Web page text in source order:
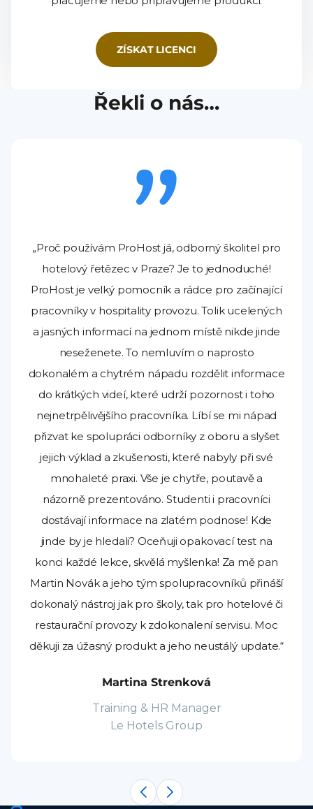
ZÍSKAT LICENCI
Řekli o nás…
„Proč používám ProHost já, odborný školitel pro
hotelový řetězec v Praze? Je to jednoduché!
ProHost je velký pomocník a rádce pro začínající
pracovníky v hospitality provozu. Tolik ucelených
a jasných informací na jednom místě nikde jinde
neseženete. To nemluvím o naprosto
dokonalém a chytrém nápadu rozdělit informace
do krátkých videí, které udrží pozornost i toho
nejnetrpělivějšího pracovníka. Líbí se mi nápad
přizvat ke spolupráci odborníky z oboru a slyšet
jejich výklad a zkušenosti, které nabyly při své
mnohaleté praxi. Vše je chytře, poutavě a
názorně prezentováno. Studenti i pracovníci
dostávají informace na zlatém podnose! Kde
jinde by je hledali? Oceňuji opakovací test na
konci každé lekce, skvělá myšlenka! Za mě pan
Martin Novák a jeho tým spolupracovníků přináší
dokonalý nástroj jak pro školy, tak pro hotelové či
restaurační provozy k zdokonalení servisu. Moc
děkuji za úžasný produkt a jeho neustálý update.“
Martina Strenková
Training & HR Manager
Le Hotels Group